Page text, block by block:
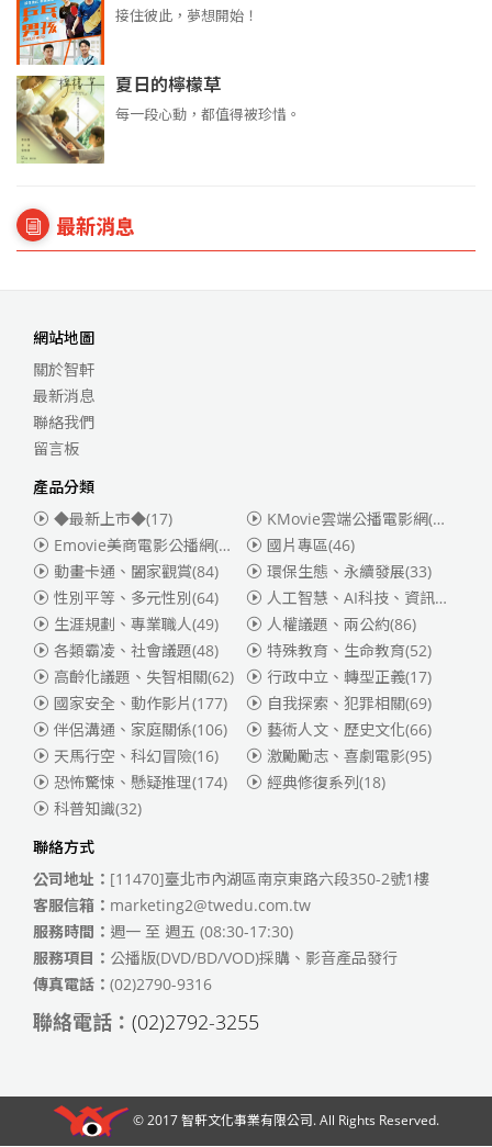
接住彼此，夢想開始！
夏日的檸檬草
每一段心動，都值得被珍惜。
最新消息
網站地圖
關於智軒
最新消息
聯絡我們
留言板
產品分類
◆最新上市◆(17)
KMovie雲端公播電影網(迪士尼、福斯、索尼)
Emovie美商電影公播網(華納)
(186)
國片專區(46)
動畫卡通、闔家觀賞(84) 環保生態、永續發展(33)
性別平等、多元性別(64) 人工智慧、AI科技、資訊安全
生涯規劃、專業職人(49) 人權議題、兩公約(86)
各類霸凌、社會議題(48) 特殊教育、生命教育(52)
高齡化議題、失智相關(62) 行政中立、轉型正義(17)
國家安全、動作影片(177) 自我探索、犯罪相關(69)
伴侶溝通、家庭關係(106) 藝術人文、歷史文化(66)
天馬行空、科幻冒險(16) 激勵勵志、喜劇電影(95)
恐怖驚悚、懸疑推理(174) 經典修復系列(18)
科普知識(32)
聯絡方式
公司地址： [11470]臺北市內湖區南京東路六段350-2號1樓
客服信箱： marketing2@twedu.com.tw
服務時間： 週一 至 週五 (08:30-17:30)
服務項目： 公播版(DVD/BD/VOD)採購、影音產品發行
傳真電話： (02)2790-9316
聯絡電話： (02)2792-3255
© 2017智軒文化事業有限公司. All Rights Reserved.